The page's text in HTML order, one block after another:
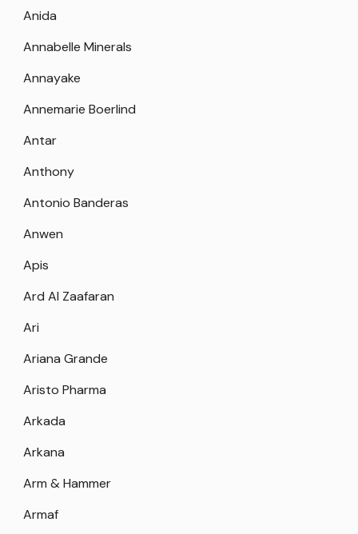
Anida
Annabelle Minerals
Annayake
Annemarie Boerlind
Antar
Anthony
Antonio Banderas
Anwen
Apis
Ard Al Zaafaran
Ari
Ariana Grande
Aristo Pharma
Arkada
Arkana
Arm & Hammer
Armaf